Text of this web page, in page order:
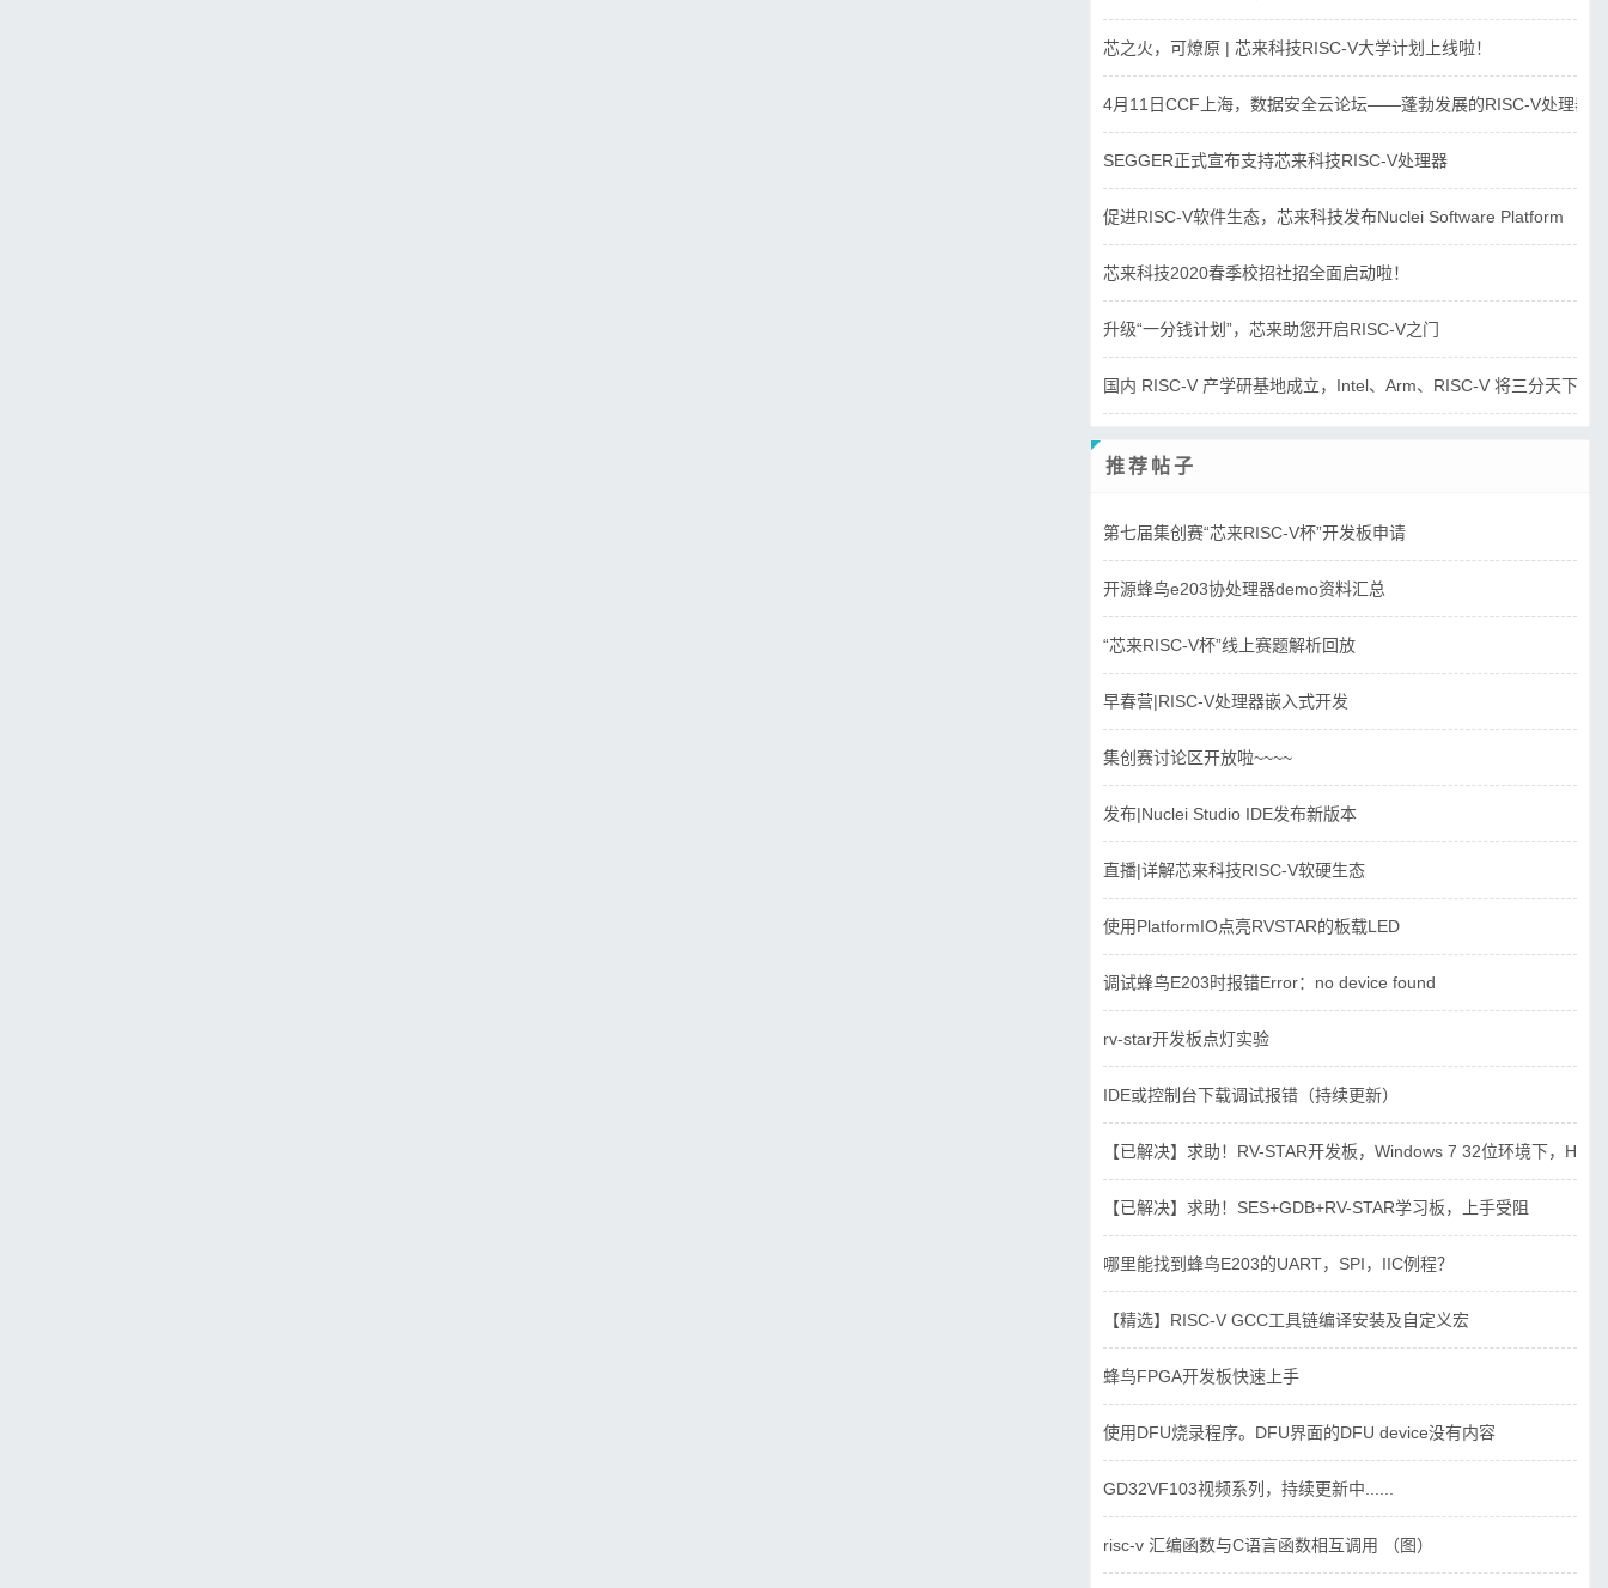
芯之火，可燎原 | 芯来科技RISC-V大学计划上线啦！
4月11日CCF上海，数据安全云论坛——蓬勃发展的RISC-V处理器
SEGGER正式宣布支持芯来科技RISC-V处理器
促进RISC-V软件生态，芯来科技发布Nuclei Software Platform
芯来科技2020春季校招社招全面启动啦！
升级“一分钱计划”，芯来助您开启RISC-V之门
国内 RISC-V 产学研基地成立，Intel、Arm、RISC-V 将三分天下？
推荐帖子
第七届集创赛“芯来RISC-V杯”开发板申请
开源蜂鸟e203协处理器demo资料汇总
“芯来RISC-V杯”线上赛题解析回放
早春营|RISC-V处理器嵌入式开发
集创赛讨论区开放啦~~~~
发布|Nuclei Studio IDE发布新版本
直播|详解芯来科技RISC-V软硬生态
使用PlatformIO点亮RVSTAR的板载LED
调试蜂鸟E203时报错Error：no device found
rv-star开发板点灯实验
IDE或控制台下载调试报错（持续更新）
【已解决】求助！RV-STAR开发板，Windows 7 32位环境下，
【已解决】求助！SES+GDB+RV-STAR学习板，上手受阻
哪里能找到蜂鸟E203的UART，SPI，IIC例程？
【精选】RISC-V GCC工具链编译安装及自定义宏
蜂鸟FPGA开发板快速上手
使用DFU烧录程序。DFU界面的DFU device没有内容
GD32VF103视频系列，持续更新中......
risc-v 汇编函数与C语言函数相互调用 （图）